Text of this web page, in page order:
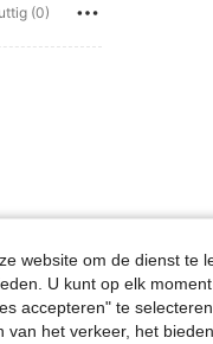
(0)
website om de dienst te
U kunt op elk moment
accepteren" te
het verkeer, het